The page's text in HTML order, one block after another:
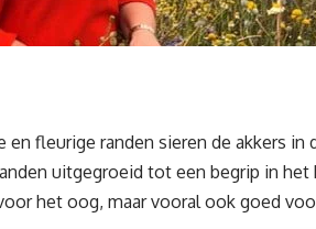
fleurige randen sieren de akkers in
uitgegroeid tot een begrip in het
het oog, maar vooral ook goed